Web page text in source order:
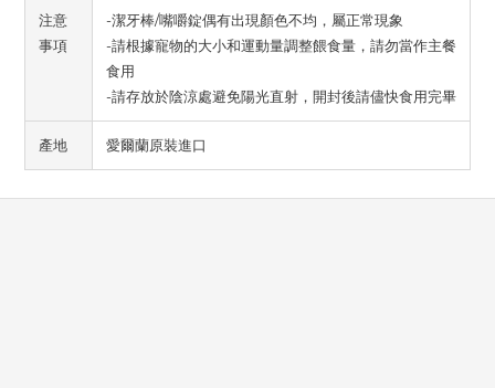
注意
事項
-潔牙棒/嘴嚼錠偶有出現顏色不均，屬正常現象
-請根據寵物的大小和運動量調整餵食量，請勿當作主餐
食用
-請存放於陰涼處避免陽光直射，開封後請儘快食用完畢
產地 愛爾蘭原裝進口